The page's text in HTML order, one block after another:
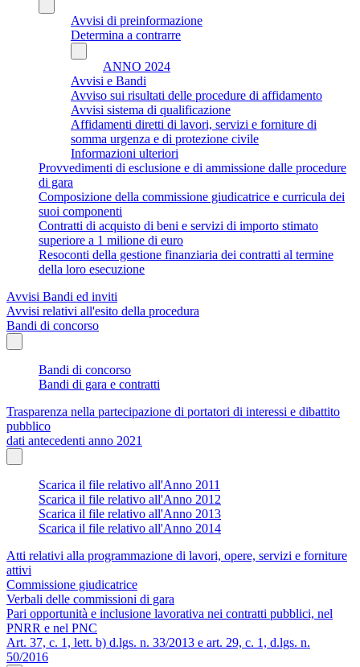
Avvisi di preinformazione
Determina a contrarre
ANNO 2024
Avvisi e Bandi
Avviso sui risultati delle procedure di affidamento
Avvisi sistema di qualificazione
Affidamenti diretti di lavori, servizi e forniture di
somma urgenza e di protezione civile
Informazioni ulteriori
Provvedimenti di esclusione e di ammissione dalle procedure
di gara
Composizione della commissione giudicatrice e curricula dei
suoi componenti
Contratti di acquisto di beni e servizi di importo stimato
superiore a 1 milione di euro
Resoconti della gestione finanziaria dei contratti al termine
della loro esecuzione
Avvisi Bandi ed inviti
Avvisi relativi all'esito della procedura
Bandi di concorso
Bandi di concorso
Bandi di gara e contratti
Trasparenza nella partecipazione di portatori di interessi e dibattito
pubblico
dati antecedenti anno 2021
Scarica il file relativo all'Anno 2011
Scarica il file relativo all'Anno 2012
Scarica il file relativo all'Anno 2013
Scarica il file relativo all'Anno 2014
Atti relativi alla programmazione di lavori, opere, servizi e forniture
attivi
Commissione giudicatrice
Verbali delle commissioni di gara
Pari opportunità e inclusione lavorativa nei contratti pubblici, nel
PNRR e nel PNC
Art. 37, c. 1, lett. b) d.lgs. n. 33/2013 e art. 29, c. 1, d.lgs. n.
50/2016